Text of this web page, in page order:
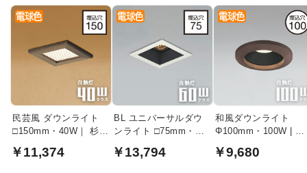
民芸風 ダウンライト
□150mm・40W｜ 杉木
￥11,374
BL ユニバーサルダウ
ンライト □75mm・
￥13,794
和風ダウンライト
Φ100mm・100W | 民
￥9,680